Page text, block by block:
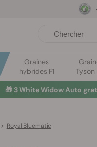
Graines
hybrides F1
Tyson
🎁 3 White Widow Auto
> Royal Bluematic